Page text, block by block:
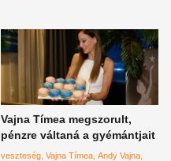
Vajna Tímea megszorult,
pénzre váltaná a gyémántjait
veszteség Vajna Tímea Andy Vajna